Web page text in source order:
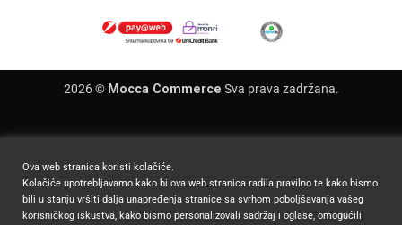
2026 © Mocca Commerce Sva prava zadržana.
Ova web stranica koristi kolačiće.
Kolačiće upotrebljavamo kako bi ova web stranica radila pravilno te kako bismo
bili u stanju vršiti dalja unapređenja stranice sa svrhom poboljšavanja vašeg
korisničkog iskustva, kako bismo personalizovali sadržaj i oglase, omogućili